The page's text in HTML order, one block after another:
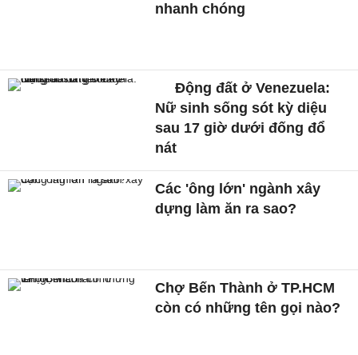
nhanh chóng
Động đất ở Venezuela:
Nữ sinh sống sót kỳ diệu
sau 17 giờ dưới đống đổ
nát
Các 'ông lớn' ngành xây
dựng làm ăn ra sao?
Chợ Bến Thành ở TP.HCM
còn có những tên gọi nào?